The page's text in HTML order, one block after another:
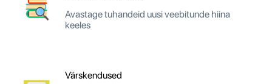
Avastage tuhandeid uusi veebitunde hiina
keeles
Värskendused